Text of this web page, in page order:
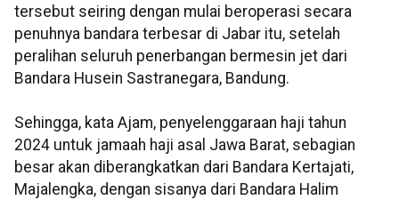
tersebut seiring dengan mulai beroperasi secara
penuhnya bandara terbesar di Jabar itu, setelah
peralihan seluruh penerbangan bermesin jet dari
Bandara Husein Sastranegara, Bandung.
Sehingga, kata Ajam, penyelenggaraan haji tahun
2024 untuk jamaah haji asal Jawa Barat, sebagian
besar akan diberangkatkan dari Bandara Kertajati,
Majalengka, dengan sisanya dari Bandara Halim